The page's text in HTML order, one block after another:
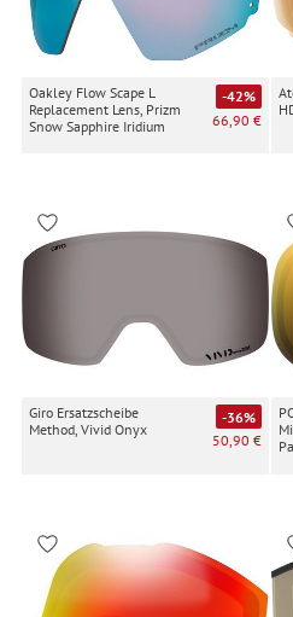
Oakley Flow Scape L
Replacement Lens, Prizm
Snow Sapphire Iridium
-42%
66,90 €
Giro Ersatzscheibe
Method, Vivid Onyx
-36%
50,90 €